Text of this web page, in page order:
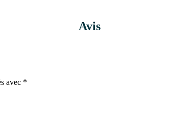
Avis
avec *